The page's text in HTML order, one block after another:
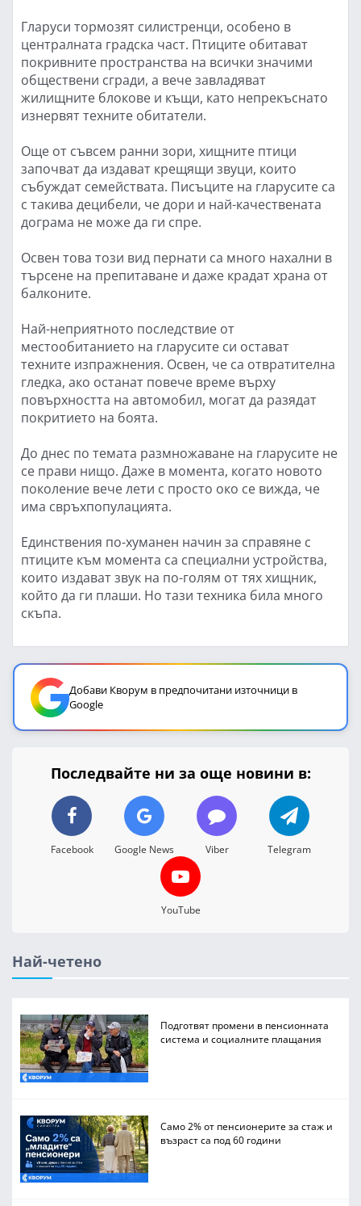
Гларуси тормозят силистренци, особено в
централната градска част. Птиците обитават
покривните пространства на всички значими
обществени сгради, а вече завладяват
жилищните блокове и къщи, като непрекъснато
изнервят техните обитатели.
Още от съвсем ранни зори, хищните птици
започват да издават крещящи звуци, които
събуждат семействата. Писъците на гларусите са
с такива децибели, че дори и най-качествената
дограма не може да ги спре.
Освен това този вид пернати са много нахални в
търсене на препитаване и даже крадат храна от
балконите.
Най-неприятното последствие от
местообитанието на гларусите си остават
техните изпражнения. Освен, че са отвратителна
гледка, ако останат повече време върху
повърхността на автомобил, могат да разядат
покритието на боята.
До днес по темата размножаване на гларусите не
се прави нищо. Даже в момента, когато новото
поколение вече лети с просто око се вижда, че
има свръхпопулацията.
Единствения по-хуманен начин за справяне с
птиците към момента са специални устройства,
които издават звук на по-голям от тях хищник,
който да ги плаши. Но тази техника била много
скъпа.
Добави Кворум в предпочитани източници в
Google
Последвайте ни за още новини в:
Facebook Google News Viber Telegram
YouTube
Най-четено
Подготвят промени в пенсионната
система и социалните плащания
Само 2% от пенсионерите за стаж и
възраст са под 60 години